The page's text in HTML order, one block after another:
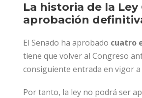
La historia de la
aprobación
El Senado ha aprobado cuatro
tiene que volver al Congreso
consiguiente entrada en vigor a
Por tanto, la ley no podrá ser